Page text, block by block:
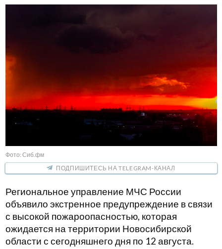
Фото: Сиб.фм
ПОДПИШИТЕСЬ НА TELEGRAM-КАНАЛ
Региональное управление МЧС России
объявило экстренное предупреждение в связи
с высокой пожароопасностью, которая
ожидается на территории Новосибирской
области с сегодняшнего дня по 12 августа.